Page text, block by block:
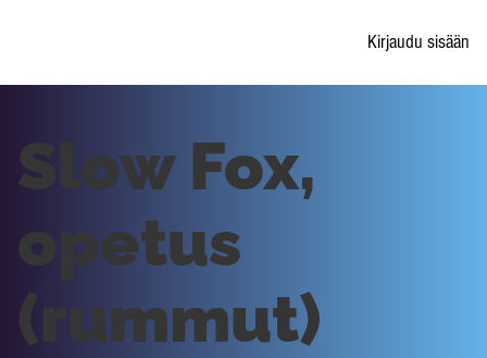
Kirjaudu sisään
Slow Fox,
opetus
(rummut)